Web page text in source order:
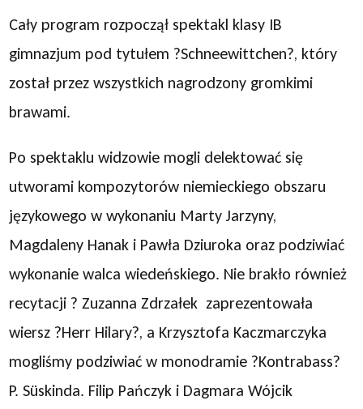
Cały program rozpoczął spektakl klasy IB
gimnazjum pod tytułem ?Schneewittchen?, który
został przez wszystkich nagrodzony gromkimi
brawami.
Po spektaklu widzowie mogli delektować się
utworami kompozytorów niemieckiego obszaru
językowego w wykonaniu Marty Jarzyny,
Magdaleny Hanak i Pawła Dziuroka oraz podziwiać
wykonanie walca wiedeńskiego. Nie brakło również
recytacji ? Zuzanna Zdrzałek zaprezentowała
wiersz ?Herr Hilary?, a Krzysztofa Kaczmarczyka
mogliśmy podziwiać w monodramie ?Kontrabass?
P. Süskinda. Filip Pańczyk i Dagmara Wójcik